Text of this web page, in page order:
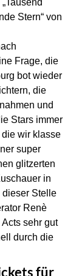
Stern“ von
Frage, die
bot wieder
die
und
Stars immer
wir klasse
super
glitzerten
in
dieser Stelle
Renè
sehr gut
durch die
für